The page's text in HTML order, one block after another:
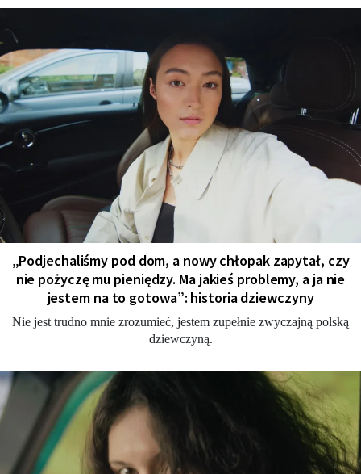
„Podjechaliśmy pod dom, a nowy chłopak zapytał, czy
nie pożyczę mu pieniędzy. Ma jakieś problemy, a ja nie
jestem na to gotowa”: historia dziewczyny
Nie jest trudno mnie zrozumieć, jestem zupełnie zwyczajną polską
dziewczyną.